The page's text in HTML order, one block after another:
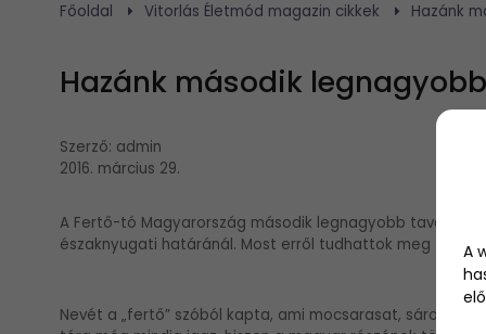
Főoldal Vitorlás Életmód magazin cikkek Hazánk
Hazánk második
Szerző: admin
2016. március 29.
A Fertő-tó Magyarország második legnagyobb tava,
északnyugati határánál. Most erről tudhattok meg
Nevét a „fertő” szóból kapta, ami mocsarasat, sárosat
A